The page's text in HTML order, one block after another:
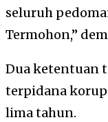
seluruh
Termohon,”
Dua ketentuan
terpidana
lima tahun.